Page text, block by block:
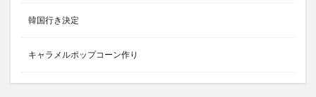
韓国行き決定
キャラメルポップコーン作り